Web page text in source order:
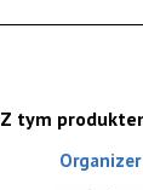
Z tym
Organizer